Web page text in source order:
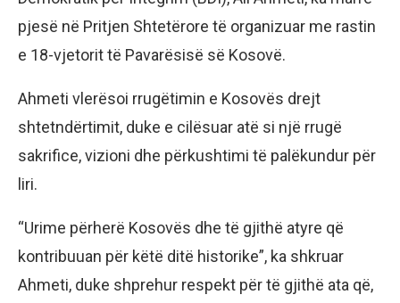
pjesë në Pritjen Shtetërore të organizuar me rastin
e 18-vjetorit të Pavarësisë së Kosovë.
Ahmeti vlerësoi rrugëtimin e Kosovës drejt
shtetndërtimit, duke e cilësuar atë si një rrugë
sakrifice, vizioni dhe përkushtimi të palëkundur për
liri.
“Urime përherë Kosovës dhe të gjithë atyre që
kontribuuan për këtë ditë historike”, ka shkruar
Ahmeti, duke shprehur respekt për të gjithë ata që,